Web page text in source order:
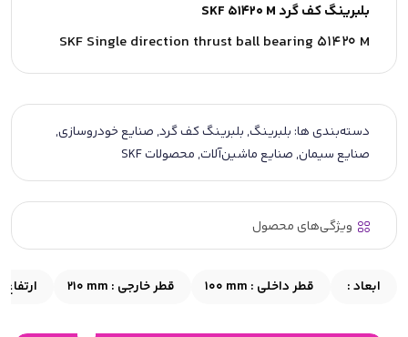
بلبرینگ کف گرد SKF 51420 M
SKF Single direction thrust ball bearing 51420 M
دسته‌بندی ها: بلبرینگ,بلبرینگ کف گرد,صنایع خودروسازی,
صنایع سیمان,صنایع ماشین‌آلات,محصولات SKF
ویژگی‌های محصول
ابعاد : قطر داخلی : 100 mm قطر خارجی : 210 mm